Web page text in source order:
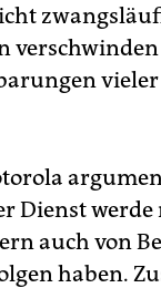
Dienst
auch von
haben.